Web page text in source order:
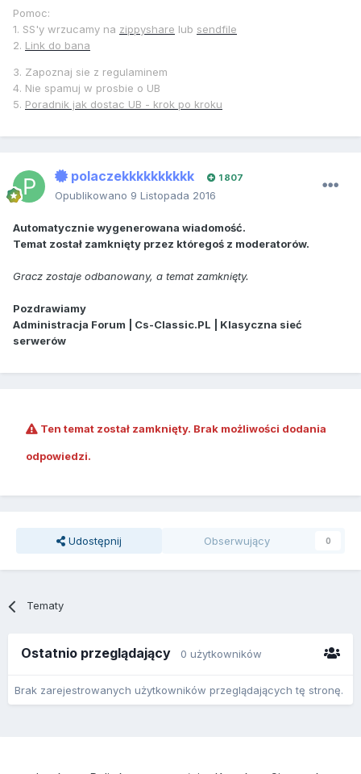
Pomoc:
1. SS'y wrzucamy na zippyshare lub sendfile
2. Link do bana
3. Zapoznaj sie z regulaminem
4. Nie spamuj w prosbie o UB
5. Poradnik jak dostac UB - krok po kroku
polaczekkkkkkkkkk 1 807
Opublikowano 9 Listopada 2016
Automatycznie wygenerowana wiadomość.
Temat został zamknięty przez któregoś z moderatorów.
Gracz zostaje odbanowany, a temat zamknięty.
Pozdrawiamy
Administracja Forum | Cs-Classic.PL | Klasyczna sieć
serwerów
Ten temat został zamknięty. Brak możliwości dodania
odpowiedzi.
Udostępnij Obserwujący 0
Tematy
Ostatnio przeglądający 0 użytkowników
Brak zarejestrowanych użytkowników przeglądających tę stronę.